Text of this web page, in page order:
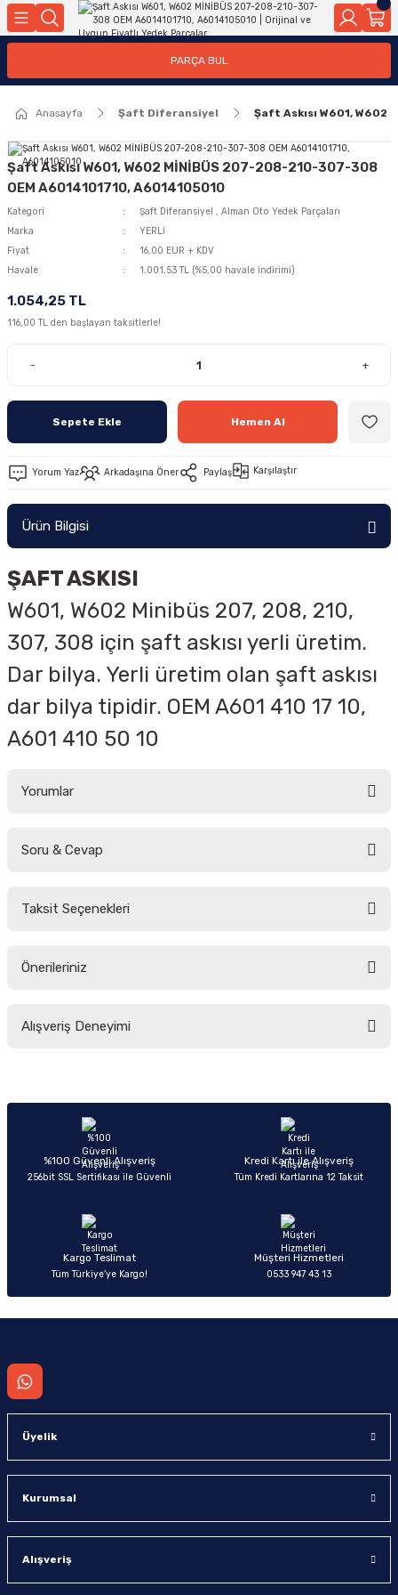
Geri Dön
Geri Dön
Geri Dön
Yakıt Pompası, Yakıt Hatları
Motor Elektrik
Ateşleme Buji Bobin Buji Kablosu
Geri Dön
Geri Dön
Geri Dön
Kollar
Geri Dön
Geri Dön
Ön Arka
Geri Dön
PARÇA BUL
Anasayfa Şaft Diferansiyel Şaft Askısı W601,
Şaft Askısı W601, W602 MİNİBÜS 207-208-210-307-308
OEM A6014101710, A6014105010
Kategori Şaft Diferansiyel , Alman Oto Yedek Parçaları
Marka
YERLİ
Fiyat
16,00 EUR + KDV
Havale
1.001,53 TL (%5,00 havale indirimi)
1.054,25 TL
116,00 TL den başlayan taksitlerle!
- +
Sepete Ekle Hemen Al
Yorum Yaz Arkadaşına Öner Paylaş Karşılaştır
Ürün Bilgisi
ŞAFT ASKISI
W601, W602 Minibüs 207, 208, 210,
307, 308 için şaft askısı yerli üretim.
Dar bilya. Yerli üretim olan şaft askısı
dar bilya tipidir. OEM A601 410 17 10,
A601 410 50 10
Yorumlar
Soru & Cevap
Taksit Seçenekleri
Önerileriniz
yetersiz gördüğünüz noktaları öneri formunu kullanarak tarafımıza
Ürün açıklamasında eksik bilgiler bulunuyor.
Ürün bilgilerinde hatalar bulunuyor.
Ürün fiyatı diğer sitelerden daha pahalı.
Alışveriş Deneyimi
Sitemize ilk yorumu siz yapın!
%100 Güvenli Alışveriş
256bit SSL Sertifikası ile Güvenli
Kredi Kartı ile Alışveriş
Tüm Kredi Kartlarına 12 Taksit
Kargo Teslimat
Tüm Türkiye’ye Kargo!
Müşteri Hizmetleri
0533 947 43 13
Üyelik
Kurumsal
Alışveriş